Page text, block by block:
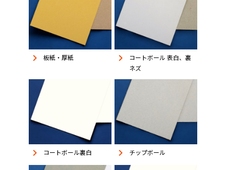
keyboard_arrow_right 板紙・厚紙 keyboard_arrow_right
コートボール 表白、裏
ネズ
keyboard_arrow_right コートボール裏白 keyboard_arrow_right チップボール